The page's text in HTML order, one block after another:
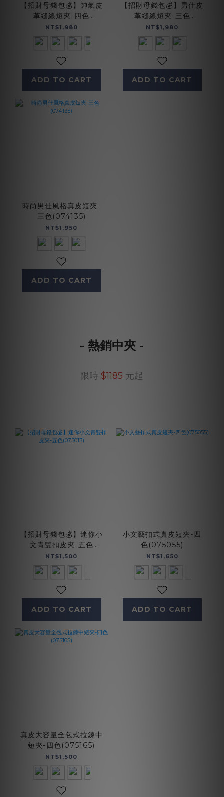
【招財母錢包💰】帥氣皮
革縫線短夾-四色
(071769)
NT$1,980
ADD TO CART
【招財母錢包💰】男仕皮
革縫線短夾-三色
(072986)
NT$1,980
ADD TO CART
時尚男仕風格真皮短夾-
三色(074135)
NT$1,950
ADD TO CART
- 熱銷中夾 -
限時 $1185 元起
【招財母錢包💰】迷你小
文青雙扣皮夾-五色
(075013)
NT$1,500
ADD TO CART
小文藝扣式真皮短夾-四
色(075055)
NT$1,650
ADD TO CART
真皮大容量全包式拉鍊中
短夾-四色(075165)
NT$1,500